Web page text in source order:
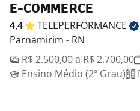
E-COMMERCE
4,4
TELEPERFORMANCE
Parnamirim - RN
R$ 2.500,00 a R$ 2.700,00
Ensino Médio (2º Grau)